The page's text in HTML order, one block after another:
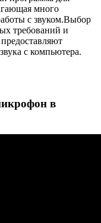
много
с звуком.Выбор
требований и
с компьютера.
в